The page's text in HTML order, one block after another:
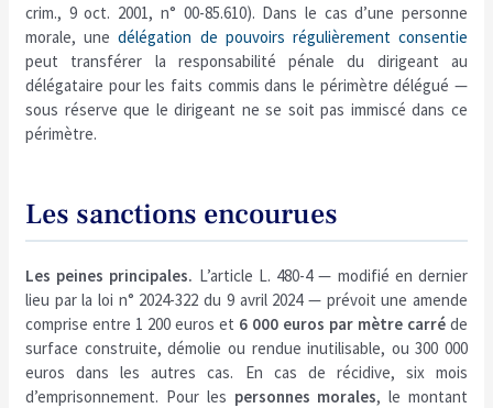
crim., 9 oct. 2001, n° 00-85.610). Dans le cas d’une personne
morale, unedélégation de pouvoirs régulièrement consentie
peut transférer la responsabilité pénale du dirigeant au
délégataire pour les faits commis dans le périmètre délégué —
sous réserve que le dirigeant ne se soit pas immiscé dans ce
périmètre.
Les sanctions encourues
Les peines principales. L’article L. 480-4 — modifié en dernier
lieu par la loi n° 2024-322 du 9 avril 2024 — prévoit une amende
comprise entre 1 200 euros et 6 000 euros par mètre carréde
surface construite, démolie ou rendue inutilisable, ou 300 000
euros dans les autres cas. En cas de récidive, six mois
d’emprisonnement. Pour les personnes morales, le montant